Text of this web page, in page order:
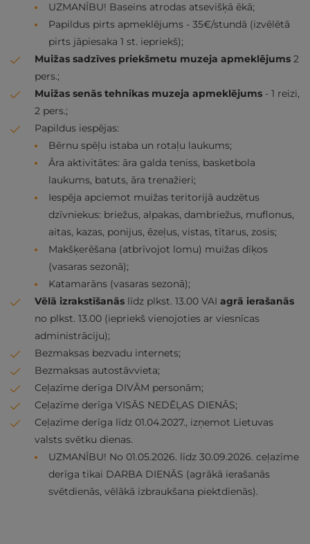
UZMANĪBU! Baseins atrodas atsevišķā ēkā;
Papildus pirts apmeklējums - 35€/stundā (izvēlētā
pirts jāpiesaka 1 st. iepriekš);
Muižas sadzīves priekšmetu muzeja apmeklējums 2
pers.;
Muižas senās tehnikas muzeja apmeklējums - 1 reizi,
2 pers.;
Papildus iespējas:
Bērnu spēļu istaba un rotaļu laukums;
Āra aktivitātes: āra galda teniss, basketbola
laukums, batuts, āra trenažieri;
Iespēja apciemot muižas teritorijā audzētus
dzīvniekus: briežus, alpakas, dambriežus, muflonus,
aitas, kazas, ponijus, ēzeļus, vistas, tītarus, zosis;
Makšķerēšana (atbrīvojot lomu) muižas dīķos
(vasaras sezonā);
Katamarāns (vasaras sezonā);
Vēlā izrakstīšanās līdz plkst. 13.00 VAI agrā ierašanās
no plkst. 13.00 (iepriekš vienojoties ar viesnīcas
administrāciju);
Bezmaksas bezvadu internets;
Bezmaksas autostāvvieta;
Ceļazīme derīga DIVĀM personām;
Ceļazīme derīga VISĀS NEDĒĻAS DIENĀS;
Ceļazīme derīga līdz 01.04.2027., izņemot Lietuvas
valsts svētku dienas.
UZMANĪBU! No 01.05.2026. līdz 30.09.2026. ceļazīme
derīga tikai DARBA DIENĀS (agrākā ierašanās
svētdienās, vēlākā izbraukšana piektdienās).